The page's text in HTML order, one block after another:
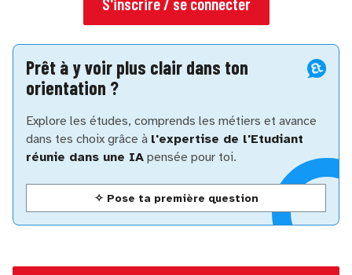
Prêt à y voir plus clair dans ton
orientation ?
Explore les études, comprends les métiers et avance
dans tes choix grâce à l'expertise de l'Etudiant
réunie dans une IA pensée pour toi.
✧ Pose ta première question